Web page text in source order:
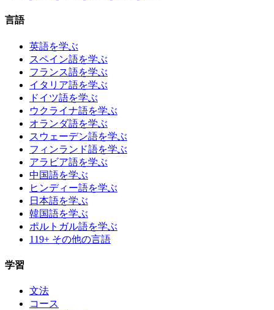
言語
英語を学ぶ
スペイン語を学ぶ
フランス語を学ぶ
イタリア語を学ぶ
ドイツ語を学ぶ
ウクライナ語を学ぶ
オランダ語を学ぶ
スウェーデン語を学ぶ
フィンランド語を学ぶ
アラビア語を学ぶ
中国語を学ぶ
ヒンディー語を学ぶ
日本語を学ぶ
韓国語を学ぶ
ポルトガル語を学ぶ
119+ その他の言語
学習
文法
コース